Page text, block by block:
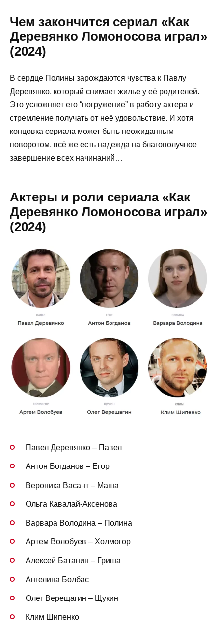
Чем закончится сериал «Как
Деревянко Ломоносова играл»
(2024)
В сердце Полины зарождаются чувства к Павлу
Деревянко, который снимает жилье у её родителей.
Это усложняет его “погружение” в работу актера и
стремление получать от неё удовольствие. И хотя
концовка сериала может быть неожиданным
поворотом, всё же есть надежда на благополучное
завершение всех начинаний…
Актеры и роли сериала «Как
Деревянко Ломоносова играл»
(2024)
Павел Деревянко – Павел
Антон Богданов – Егор
Вероника Васант – Маша
Ольга Кавалай-Аксенова
Варвара Володина – Полина
Артем Волобуев – Холмогор
Алексей Батанин – Гриша
Ангелина Болбас
Олег Верещагин – Щукин
Клим Шипенко